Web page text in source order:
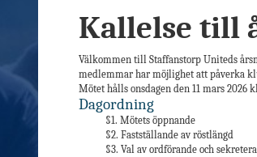
Kallelse till
Välkommen till Staffanstorp Uniteds
medlemmar har möjlighet att påverka
Mötet hålls onsdagen den 11 mars 2026
Dagordning
§1. Mötets öppnande
§2. Fastställande av röstlängd
§3. Val av ordförande och